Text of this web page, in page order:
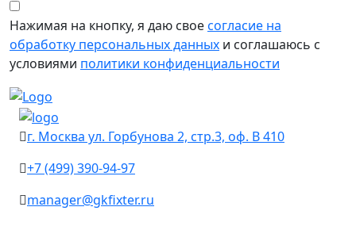
Нажимая на кнопку, я даю своесогласие на
обработку персональных данных и соглашаюсь с
условиями политики конфиденциальности
г. Москва ул. Горбунова 2, стр.3, оф. В 410
+7 (499) 390-94-97
manager@gkfixter.ru